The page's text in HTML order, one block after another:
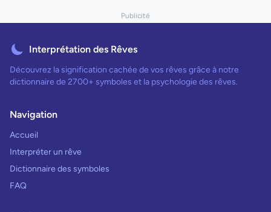
Publicité
Interprétation des Rêves
Découvrez la signification cachée de vos rêves grâce à notre
dictionnaire de 2700+ symboles et la psychologie des rêves.
Navigation
Accueil
Interpréter un rêve
Dictionnaire des symboles
FAQ